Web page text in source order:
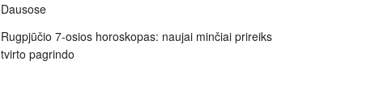
Dausose
Rugpjūčio 7-osios horoskopas: naujai minčiai prireiks
tvirto pagrindo